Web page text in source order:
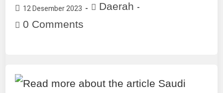
12 Desember 2023
Daerah
0 Comments